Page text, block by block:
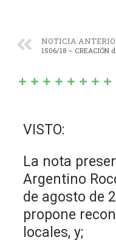
NOTICIA
VISTO:
La nota
Argentino
de agosto de
propone
locales, y;